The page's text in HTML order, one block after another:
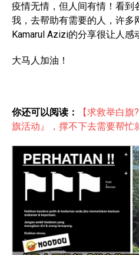
疫情无情，但人间有情！看到
我，去帮助有需要的人，许多
Kamarul Azizi的分享很让人感
大马人加油！
你还可以阅读：
【求救举白
旗活动』，撑不下去需要帮忙